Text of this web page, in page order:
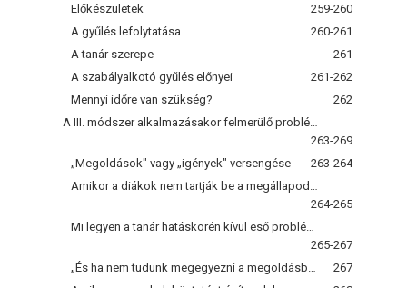
Előkészületek
259-260
A gyűlés lefolytatása
260-261
A tanár szerepe
261
A szabályalkotó gyűlés előnyei
261-262
Mennyi időre van szükség?
262
263-269
„Megoldások" vagy „igények" versengése
263-264
264-265
265-267
267